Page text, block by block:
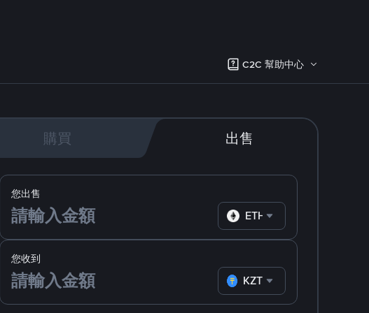
C2C 幫助中心
購買 出售
您收到
KZT
您出售
ETH